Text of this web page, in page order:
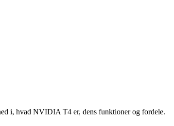
i, hvad NVIDIA T4 er, dens funktioner og fordele.